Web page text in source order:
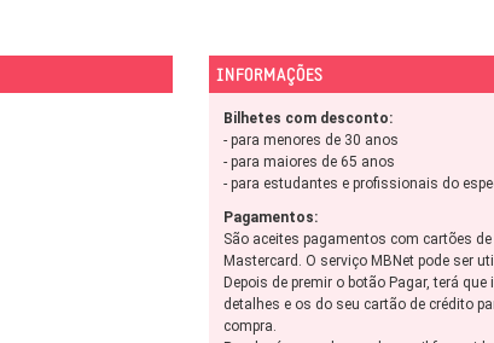
INFORMAÇÕES
Bilhetes com desconto:
- para menores de 30 anos
- para maiores de 65 anos
- para estudantes e profissionais do
Pagamentos:
São aceites pagamentos com cartões de
Mastercard. O serviço MBNet pode ser
Depois de premir o botão Pagar, terá
detalhes e os do seu cartão de crédito
compra.